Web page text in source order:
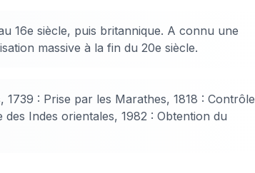
16e siècle, puis britannique. A connu une
massive à la fin du 20e siècle.
1739 : Prise par les Marathes, 1818 : Contrôle
Indes orientales, 1982 : Obtention du